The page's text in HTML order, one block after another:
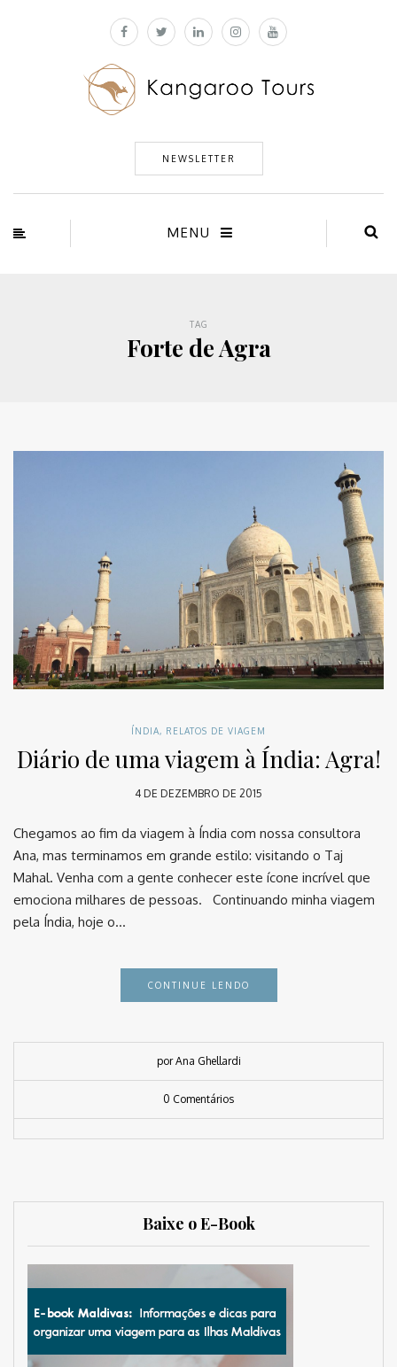
NEWSLETTER
MENU
TAG
Forte de Agra
ÍNDIA, RELATOS DE VIAGEM
Diário de uma viagem à Índia: Agra!
4 DE DEZEMBRO DE 2015
Chegamos ao fim da viagem à Índia com nossa consultora
Ana, mas terminamos em grande estilo: visitando o Taj
Mahal. Venha com a gente conhecer este ícone incrível que
emociona milhares de pessoas. Continuando minha viagem
pela Índia, hoje o…
CONTINUE LENDO
por Ana Ghellardi
0 Comentários
Baixe o E-Book